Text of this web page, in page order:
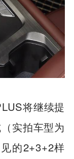
将继续提
实拍车型为
的2+3+2样